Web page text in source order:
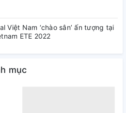
Việt Nam ‘chào sân’ ấn tượng tại
ETE 2022
mục